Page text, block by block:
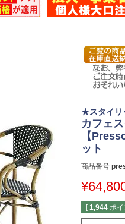
★スタイリ
カフェ
【
ット
商品番号
¥
[ 1,944 ポイ